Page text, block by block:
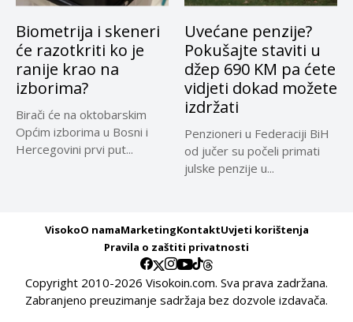
Biometrija i skeneri
će razotkriti ko je
ranije krao na
izborima?
Birači će na oktobarskim
Općim izborima u Bosni i
Hercegovini prvi put...
Uvećane penzije?
Pokušajte staviti u
džep 690 KM pa ćete
vidjeti dokad možete
izdržati
Penzioneri u Federaciji BiH
od jučer su počeli primati
julske penzije u...
VisokoO namaMarketingKontaktUvjeti korištenja
Pravila o zaštiti privatnosti
Copyright 2010-2026 Visokoin.com. Sva prava zadržana.
Zabranjeno preuzimanje sadržaja bez dozvole izdavača.